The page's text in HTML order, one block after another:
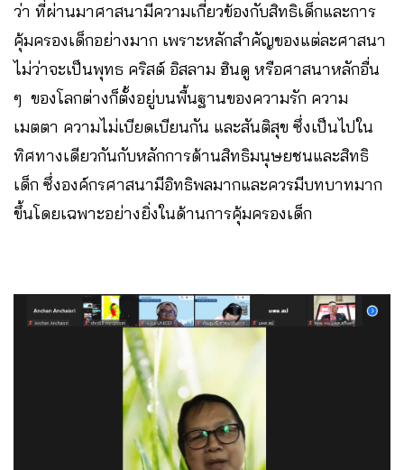
ว่า ที่ผ่านมาศาสนามีความเกี่ยวข้องกับสิทธิเด็กและการ
คุ้มครองเด็กอย่างมาก เพราะหลักสำคัญของแต่ละศาสนา
ไม่ว่าจะเป็นพุทธ คริสต์ อิสลาม ฮินดู หรือศาสนาหลักอื่น
ๆ ของโลกต่างก็ตั้งอยู่บนพื้นฐานของความรัก ความ
เมตตา ความไม่เบียดเบียนกัน และสันติสุข ซึ่งเป็นไปใน
ทิศทางเดียวกันกับหลักการด้านสิทธิมนุษยชนและสิทธิ
เด็ก ซึ่งองค์กรศาสนามีอิทธิพลมากและควรมีบทบาทมาก
ขึ้นโดยเฉพาะอย่างยิ่งในด้านการคุ้มครองเด็ก